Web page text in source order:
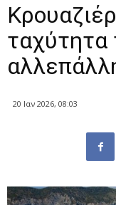
ταχύτητα
20 Ιαν 2026, 08:03